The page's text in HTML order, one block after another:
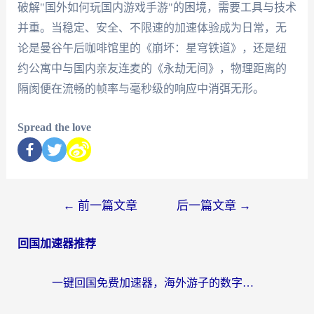
破解"国外如何玩国内游戏手游"的困境，需要工具与技术
并重。当稳定、安全、不限速的加速体验成为日常，无
论是曼谷午后咖啡馆里的《崩坏：星穹铁道》，还是纽
约公寓中与国内亲友连麦的《永劫无间》，物理距离的
隔阂便在流畅的帧率与毫秒级的响应中消弭无形。
Spread the love
← 前一篇文章 后一篇文章 →
回国加速器推荐
一键回国免费加速器，海外游子的数字归乡路